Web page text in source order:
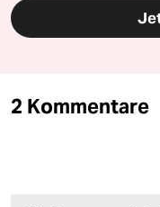
2 Kommentare